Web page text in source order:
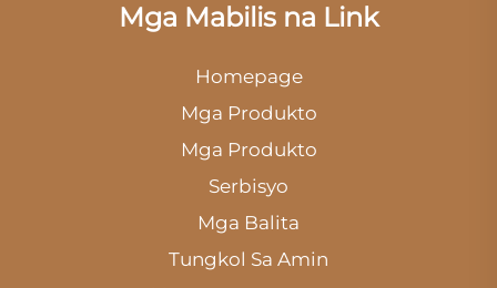
Mga Mabilis na Link
Homepage
Mga Produkto
Mga Produkto
Serbisyo
Mga Balita
Tungkol Sa Amin